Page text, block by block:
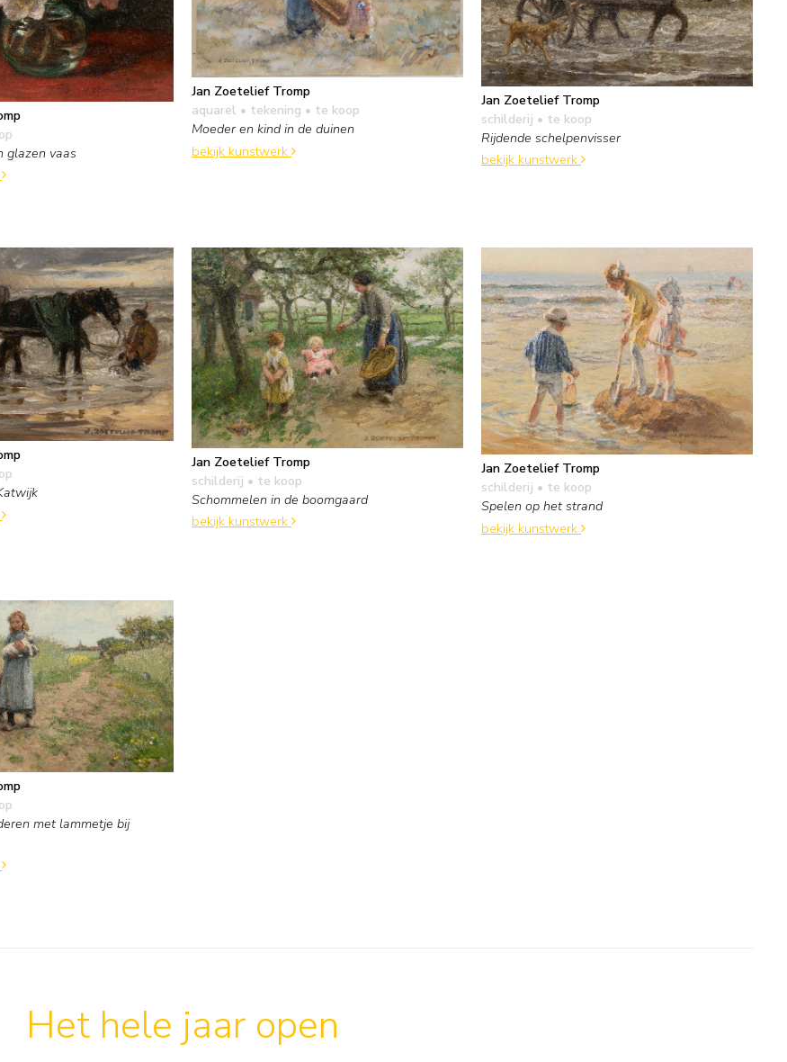
glazen vaas
Jan Zoetelief Tromp
aquarel • tekening • te koop
Moeder en kind in de duinen
bekijk kunstwerk
Jan Zoetelief Tromp
schilderij • te koop
Rijdende schelpenvisser
bekijk kunstwerk
Jan Zoetelief Tromp
schilderij • te koop
Schommelen in de boomgaard
bekijk kunstwerk
Jan Zoetelief Tromp
schilderij • te koop
Spelen op het strand
bekijk kunstwerk
met lammetje bij
Het hele jaar open